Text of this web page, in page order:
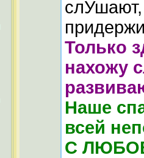
Только
нахожу
Наше
всей
С